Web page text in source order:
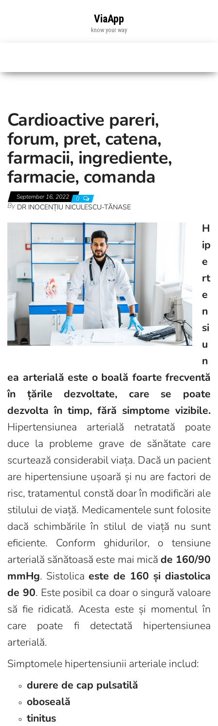
ViaApp
know your way
Cardioactive pareri,
forum, pret, catena,
farmacii, ingrediente,
farmacie, comanda
September 16, 2022 0
By DR INOCENȚIU NICULESCU-TĂNASE
H
ip
e
rt
e
n
si
u
n
ea arterială este o boală foarte frecventă
în țările dezvoltate, care se poate
dezvolta în timp, fără simptome vizibile.
Hipertensiunea arterială netratată poate
duce la probleme grave de sănătate care
scurtează considerabil viața. Dacă un pacient
are hipertensiune ușoară și nu are factori de
risc, tratamentul constă doar în modificări ale
stilului de viață. Medicamentele sunt folosite
dacă schimbările în stilul de viață nu sunt
eficiente. Conform ghidurilor, o tensiune
arterială sănătoasă este mai mică de 160/90
mmHg. Sistolica este de 160 și diastolica
de 90. Este posibil ca doar o singură valoare
să fie ridicată. Acesta este și momentul în
care poate fi detectată hipertensiunea
arterială.
Simptomele hipertensiunii arteriale includ:
durere de cap pulsatilă
oboseală
tinitus